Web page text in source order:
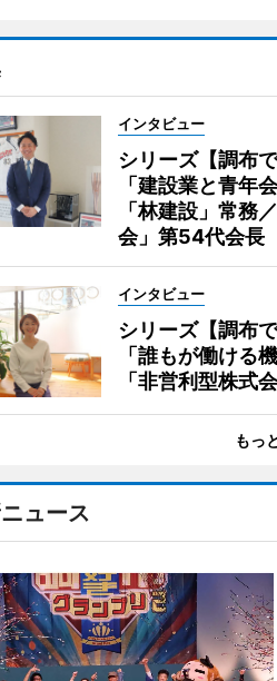
インタビュー
シリーズ【調布
「建設業と青年
「林建設」常務
会」第54代会長
インタビュー
シリーズ【調布
「誰もが働ける
「非営利型株式
もっ
ュース